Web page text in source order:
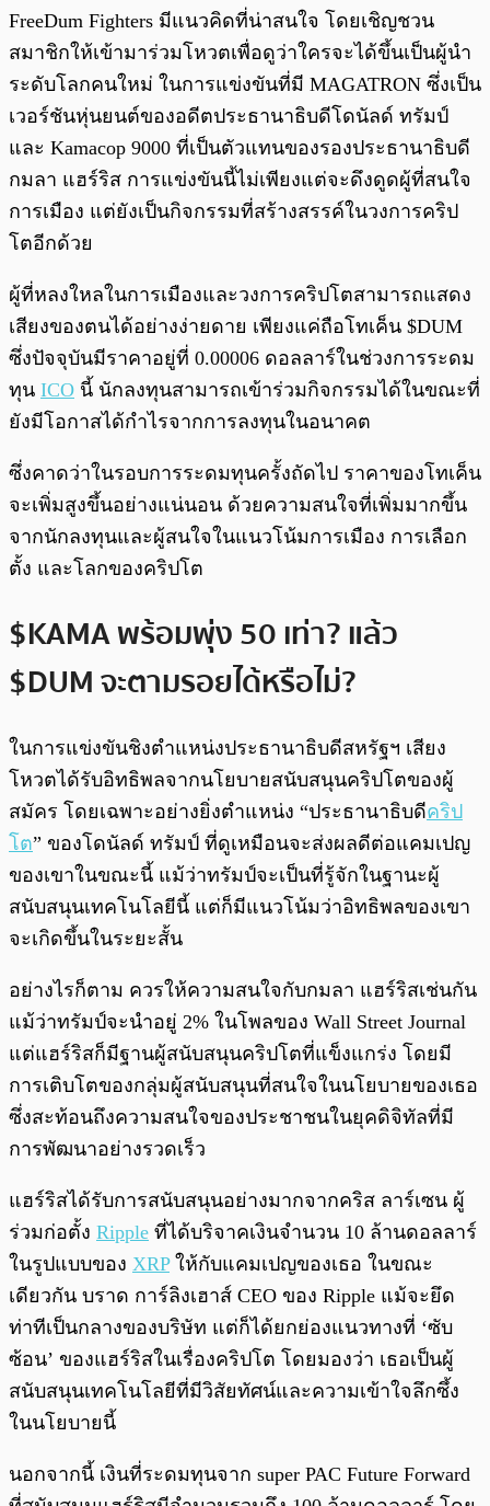
FreeDum Fighters มีแนวคิดที่น่าสนใจ โดยเชิญชวน
สมาชิกให้เข้ามาร่วมโหวตเพื่อดูว่าใครจะได้ขึ้นเป็นผู้นำ
ระดับโลกคนใหม่ ในการแข่งขันที่มี MAGATRON ซึ่งเป็น
เวอร์ชันหุ่นยนต์ของอดีตประธานาธิบดีโดนัลด์ ทรัมป์
และ Kamacop 9000 ที่เป็นตัวแทนของรองประธานาธิบดี
กมลา แฮร์ริส การแข่งขันนี้ไม่เพียงแต่จะดึงดูดผู้ที่สนใจ
การเมือง แต่ยังเป็นกิจกรรมที่สร้างสรรค์ในวงการคริป
โตอีกด้วย
ผู้ที่หลงใหลในการเมืองและวงการคริปโตสามารถแสดง
เสียงของตนได้อย่างง่ายดาย เพียงแค่ถือโทเค็น $DUM
ซึ่งปัจจุบันมีราคาอยู่ที่ 0.00006 ดอลลาร์ในช่วงการระดม
ทุน ICO นี้ นักลงทุนสามารถเข้าร่วมกิจกรรมได้ในขณะที่
ยังมีโอกาสได้กำไรจากการลงทุนในอนาคต
ซึ่งคาดว่าในรอบการระดมทุนครั้งถัดไป ราคาของโทเค็น
จะเพิ่มสูงขึ้นอย่างแน่นอน ด้วยความสนใจที่เพิ่มมากขึ้น
จากนักลงทุนและผู้สนใจในแนวโน้มการเมือง การเลือก
ตั้ง และโลกของคริปโต
$KAMA พร้อมพุ่ง 50 เท่า? แล้ว
$DUM จะตามรอยได้หรือไม่?
ในการแข่งขันชิงตำแหน่งประธานาธิบดีสหรัฐฯ เสียง
โหวตได้รับอิทธิพลจากนโยบายสนับสนุนคริปโตของผู้
สมัคร โดยเฉพาะอย่างยิ่งตำแหน่ง “ประธานาธิบดีคริป
โต” ของโดนัลด์ ทรัมป์ ที่ดูเหมือนจะส่งผลดีต่อแคมเปญ
ของเขาในขณะนี้ แม้ว่าทรัมป์จะเป็นที่รู้จักในฐานะผู้
สนับสนุนเทคโนโลยีนี้ แต่ก็มีแนวโน้มว่าอิทธิพลของเขา
จะเกิดขึ้นในระยะสั้น
อย่างไรก็ตาม ควรให้ความสนใจกับกมลา แฮร์ริสเช่นกัน
แม้ว่าทรัมป์จะนำอยู่ 2% ในโพลของ Wall Street Journal
แต่แฮร์ริสก็มีฐานผู้สนับสนุนคริปโตที่แข็งแกร่ง โดยมี
การเติบโตของกลุ่มผู้สนับสนุนที่สนใจในนโยบายของเธอ
ซึ่งสะท้อนถึงความสนใจของประชาชนในยุคดิจิทัลที่มี
การพัฒนาอย่างรวดเร็ว
แฮร์ริสได้รับการสนับสนุนอย่างมากจากคริส ลาร์เซน ผู้
ร่วมก่อตั้ง Ripple ที่ได้บริจาคเงินจำนวน 10 ล้านดอลลาร์
ในรูปแบบของ XRPให้กับแคมเปญของเธอ ในขณะ
เดียวกัน บราด การ์ลิงเฮาส์ CEO ของ Ripple แม้จะยึด
ท่าทีเป็นกลางของบริษัท แต่ก็ได้ยกย่องแนวทางที่ ‘ซับ
ซ้อน’ ของแฮร์ริสในเรื่องคริปโต โดยมองว่า เธอเป็นผู้
สนับสนุนเทคโนโลยีที่มีวิสัยทัศน์และความเข้าใจลึกซึ้ง
ในนโยบายนี้
นอกจากนี้ เงินที่ระดมทุนจาก super PAC Future Forward